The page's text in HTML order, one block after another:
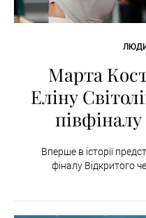
Марта
Еліну
Вперше в історії
фіналу Відкритого